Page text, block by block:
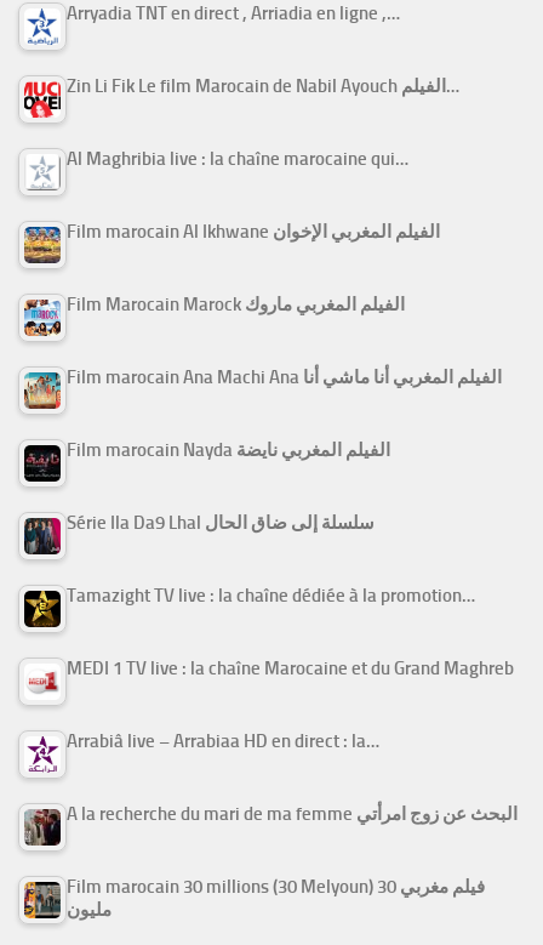
Arryadia TNT en direct , Arriadia en ligne ,…
Zin Li Fik Le film Marocain de Nabil Ayouch الفيلم…
Al Maghribia live : la chaîne marocaine qui…
Film marocain Al Ikhwane الفيلم المغربي الإخوان
Film Marocain Marock الفيلم المغربي ماروك
Film marocain Ana Machi Ana الفيلم المغربي أنا ماشي أنا
Film marocain Nayda الفيلم المغربي نايضة
Série Ila Da9 Lhal سلسلة إلى ضاق الحال
Tamazight TV live : la chaîne dédiée à la promotion…
MEDI 1 TV live : la chaîne Marocaine et du Grand Maghreb
Arrabiâ live – Arrabiaa HD en direct : la…
A la recherche du mari de ma femme البحث عن زوج امرأتي
Film marocain 30 millions (30 Melyoun) فيلم مغربي 30
مليون